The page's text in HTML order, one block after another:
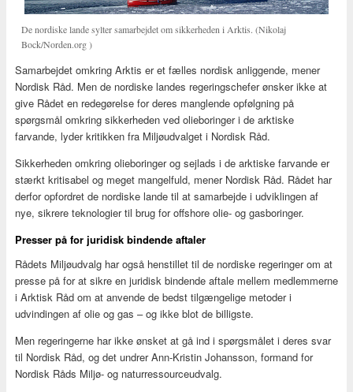
De nordiske lande sylter samarbejdet om sikkerheden i Arktis. (Nikolaj
Bock/Norden.org )
Samarbejdet omkring Arktis er et fælles nordisk anliggende, mener
Nordisk Råd. Men de nordiske landes regeringschefer ønsker ikke at
give Rådet en redegørelse for deres manglende opfølgning på
spørgsmål omkring sikkerheden ved olieboringer i de arktiske
farvande, lyder kritikken fra Miljøudvalget i Nordisk Råd.
Sikkerheden omkring olieboringer og sejlads i de arktiske farvande er
stærkt kritisabel og meget mangelfuld, mener Nordisk Råd. Rådet har
derfor opfordret de nordiske lande til at samarbejde i udviklingen af
nye, sikrere teknologier til brug for offshore olie- og gasboringer.
Presser på for juridisk bindende aftaler
Rådets Miljøudvalg har også henstillet til de nordiske regeringer om at
presse på for at sikre en juridisk bindende aftale mellem medlemmerne
i Arktisk Råd om at anvende de bedst tilgængelige metoder i
udvindingen af olie og gas – og ikke blot de billigste.
Men regeringerne har ikke ønsket at gå ind i spørgsmålet i deres svar
til Nordisk Råd, og det undrer Ann-Kristin Johansson, formand for
Nordisk Råds Miljø- og naturressourceudvalg.